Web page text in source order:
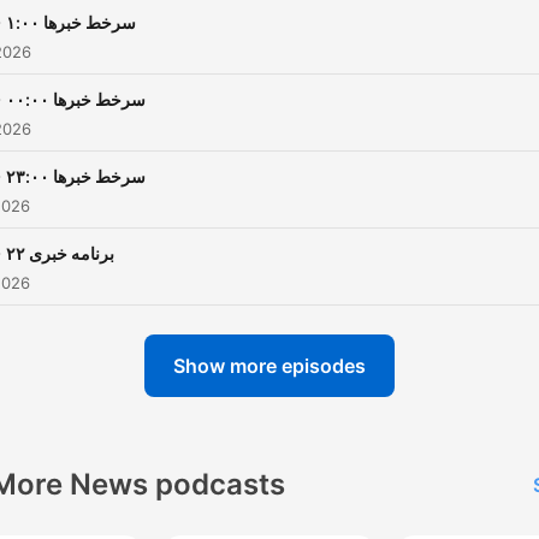
سرخط خبرها ۱:۰۰
سرخط خبرها ۰۰:۰۰
سرخط خبرها ۲۳:۰۰
برنامه خبری ۲۲
Show more episodes
News podcasts